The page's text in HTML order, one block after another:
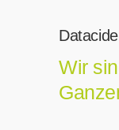
Wir